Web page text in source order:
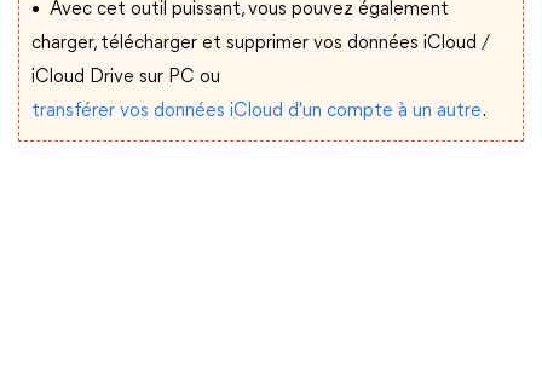
• Avec cet outil puissant, vous pouvez également
charger, télécharger et supprimer vos données iCloud /
iCloud Drive sur PC ou
transférer vos données iCloud d'un compte à un autre.